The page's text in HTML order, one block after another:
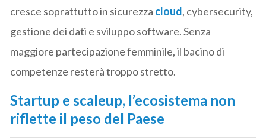
cresce soprattutto in sicurezza cloud, cybersecurity,
gestione dei dati e sviluppo software. Senza
maggiore partecipazione femminile, il bacino di
competenze resterà troppo stretto.
Startup e scaleup, l’ecosistema non
riflette il peso del Paese